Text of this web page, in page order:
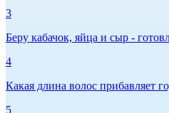
3
Беру кабачок, яйца и сыр -
4
Какая длина волос прибавляет
5